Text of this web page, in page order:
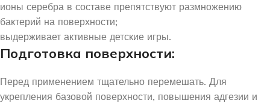
ионы серебра в составе препятствуют размножению
бактерий на поверхности;
выдерживает активные детские игры.
Подготовка поверхности:
Перед применением тщательно перемешать. Для
укрепления базовой поверхности, повышения адгезии и